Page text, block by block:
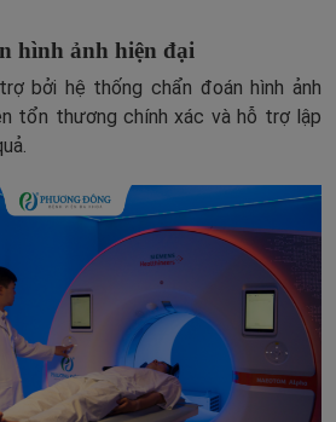
hình ảnh hiện đại
bởi hệ thống chẩn đoán hình ảnh
tổn thương chính xác và hỗ trợ lập